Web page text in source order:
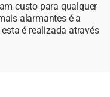
custo para qualquer
alarmantes é a
é realizada através